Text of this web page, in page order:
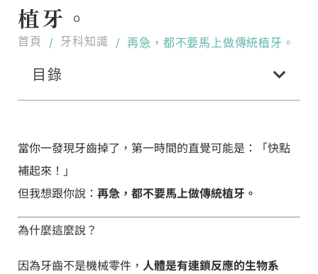
植牙。
首頁 / 牙科知識 / 再急，都不要馬上做傳統植牙。
目錄
當你一發現牙齒掉了，第一時間的直覺可能是：「快點
補起來！」
但我想跟你說： 再急，都不要馬上做傳統植牙。
為什麼這麼說？
因為牙齒不是機械零件， 人體是有連鎖反應的生物系